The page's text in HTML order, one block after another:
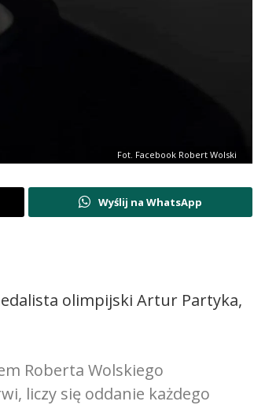
Fot. Facebook Robert Wolski
Wyślij na WhatsApp
olimpijski Artur Partyka,
Roberta Wolskiego
liczy się oddanie każdego